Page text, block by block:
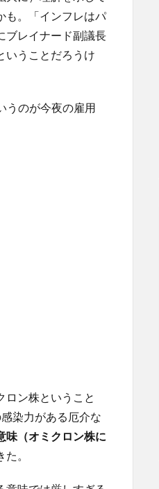
も。「インフレはパ
ブレイナード副議長
いうことだろうけ
うのが今夜の雇用
ロン株ということ
染力がある厄介な
味（オミクロン株に
。